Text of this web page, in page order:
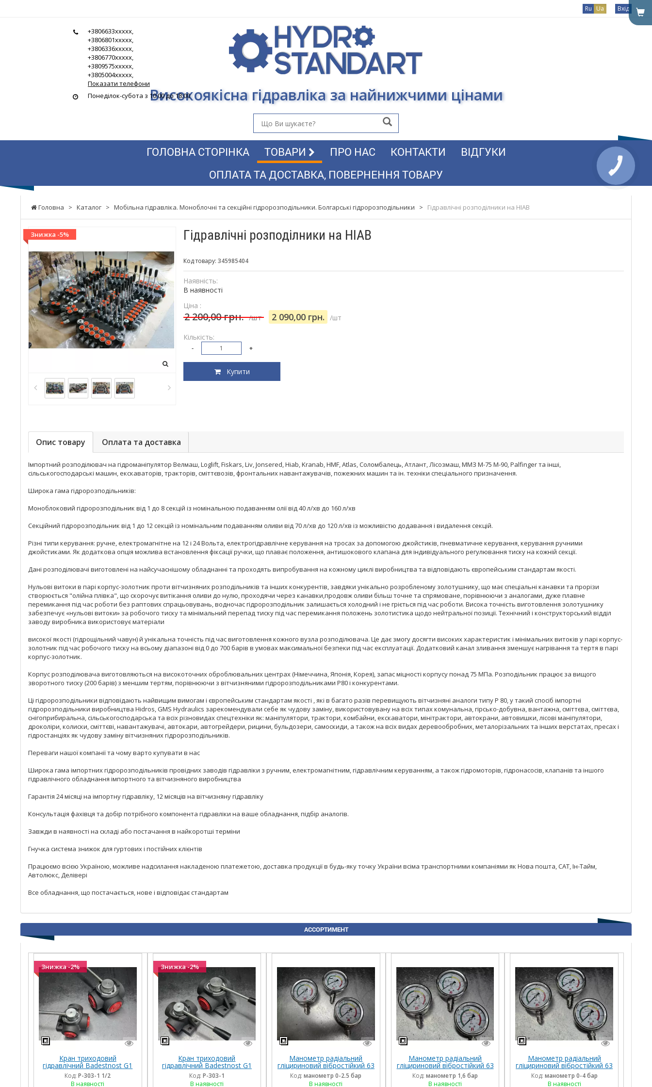
Ru Ua Вхід
Гідростандарт
+3806633xxxxx,
+3806801xxxxx,
+3806336xxxxx,
+3806770xxxxx,
+3809575xxxxx,
+3805004xxxxx,
Показати телефони
Понеділок-субота з 10:00 до 18:00Високоякісна гідравліка за найнижчими цінами
ГОЛОВНА СТОРІНКА ТОВАРИ ПРО НАС КОНТАКТИ
ВІДГУКИ
ОПЛАТА ТА ДОСТАВКА, ПОВЕРНЕННЯ ТОВАРУ
Головна > Каталог > Мобільна гідравліка. Моноблочні та секційні гідророзподільники. Болгарські гідророзподільники > Гідравлічні розподілники на HIAB
Гідравлічні розподілники на HIAB
Код товару: 345985404
Знижка -5%
Наявність:
В наявності
Ціна :
2 200,00 грн. /шт 2 090,00 грн. /шт
Кількість:
- +
Купити
Опис товару Оплата та доставка
Імпортний розподілювач на гідроманіпулятор Велмаш, Loglift, Fiskars, Liv, Jonsered, Hiab, Kranab, HMF, Atlas, Соломбалець, Атлант, Лісозмаш, ММЗ М-75 М-90, Palfinger та інші,
сільськогосподарські машин, екскаваторів, тракторів, сміттєвозів, фронтальних навантажувачів, пожежних машин та ін. техніки спеціального призначення.
Широка гама гідророзподільників:
Моноблоковий гідророзподільник від 1 до 8 секцій із номінальною подаванням олії від 40 л/хв до 160 л/хв
Секційний гідророзподільник від 1 до 12 секцій із номінальним подаванням оливи від 70 л/хв до 120 л/хв із можливістю додавання і видалення секцій.
Різні типи керування: ручне, електромагнітне на 12 і 24 Вольта, електрогідравлічне керування на тросах за допомогою джойстиків, пневматичне керування, керування ручними
джойстиками. Як додаткова опція можлива встановлення фіксації ручки, що плаває положення, антишокового клапана для індивідуального регулювання тиску на кожній секції.
Дані розподілювачі виготовлені на найсучаснішому обладнанні та проходять випробування на кожному циклі виробництва та відповідають європейським стандартам якості.
Нульові витоки в парі корпус-золотник проти вітчизняних розподільників та інших конкурентів, завдяки унікально розробленому золотушнику, що має спеціальні канавки та прорізи
створюється "олійна плівка", що скорочує витікання оливи до нулю, проходячи через канавки,продовж оливи більш точне та спрямоване, порівнюючи з аналогами, дуже плавне
перемикання під час роботи без раптових спрацьовувань, водночас гідророзподільник залишається холодний і не гріється під час роботи. Висока точність виготовлення золотушнику
забезпечує «нульові витоки» за робочого тиску та мінімальний перепад тиску під час перемикання положень золотистика щодо нейтральної позиції. Технічний і конструкторський відділ
заводу виробника використовує матеріали
високої якості (гідрощільний чавун) й унікальна точність під час виготовлення кожного вузла розподілювача. Це дає змогу досягти високих характеристик і мінімальних витоків у парі корпус-
золотник під час робочого тиску на всьому діапазоні від 0 до 700 барів в умовах максимальної безпеки під час експлуатації. Додатковий канал зливання зменшує нагрівання та тертя в парі
корпус-золотник.
Корпус розподілювача виготовляються на високоточних оброблювальних центрах (Німеччина, Японія, Корея), запас міцності корпусу понад 75 МПа. Розподільник працює за вищого
зворотного тиску (200 барів) з меншим тертям, порівнюючи з вітчизняними гідророзподільниками Р80 і конкурентами.
Ці гідророзподільники відповідають найвищим вимогам і європейським стандартам якості , які в багато разів перевищують вітчизняні аналоги типу Р 80, у такий спосіб імпортні
гідророзподільники виробництва Hidros, GMS Hydraulics зарекомендували себе як чудову заміну, використовувану на всіх типах комунальна, гірсько-добувна, вантажна, сміттєва, сміттєва,
снігоприбиральна, сільськогосподарська та всіх різновидах спецтехніки як: маніпулятори, трактори, комбайни, екскаватори, мінітрактори, автокрани, автовишки, лісові маніпулятори,
дроколіри, колиски, сміттєві, навантажувачі, автокари, автогрейдери, рицини, бульдозери, самоскиди, а також на всіх видах деревообробних, металорізальних та інших верстатах, пресах і
гідростанціях як чудову заміну вітчизняних гідророзподільників.
Переваги нашої компанії та чому варто купувати в нас
Широка гама імпортних гідророзподільників провідних заводів гідравліки з ручним, електромагнітним, гідравлічним керуванням, а також гідромоторів, гідронасосів, клапанів та іншого
гідравлічного обладнання імпортного та вітчизняного виробництва
Гарантія 24 місяці на імпортну гідравліку, 12 місяців на вітчизняну гідравліку
Консультація фахівця та добір потрібного компонента гідравліки на ваше обладнання, підбір аналогів.
Завжди в наявності на складі або постачання в найкоротші терміни
Гнучка система знижок для гуртових і постійних клієнтів
Працюємо всією Україною, можливе надсилання накладеною платежетою, доставка продукції в будь-яку точку України всіма транспортними компаніями як Нова пошта, САТ, Ін-Тайм,
Автолюкс, Делівері
Все обладнання, що постачається, нове і відповідає стандартам
АССОРТИМЕНТ
Знижка -2%
Кран триходовий
гідравлічний Badestnost G1
1/2, 1 1/2 дюйма, 350 барів,
180 л/хв
Код: P-303-1 1/2
В наявності
Знижка -2%
Кран триходовий
гідравлічний Badestnost G1
1| , 350 барів, 180 л/хв, кран-
дивертор
Код: P-303-1
В наявності
Манометр радіальний
гліцириновий вібростійкий 63
мм 0-2,5 Бар Італія
Код: манометр 0-2.5 бар
В наявності
Манометр радіальний
гліцириновий вібростійкий 63
мм 1,6 Бар Італія
Код: манометр 1,6 бар
В наявності
Манометр радіальний
гліцириновий вібростійкий 63
мм 0-4 Бар Італія
Код: манометр 0-4 бар
В наявності